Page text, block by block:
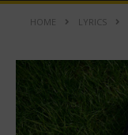
HOME LYRICS